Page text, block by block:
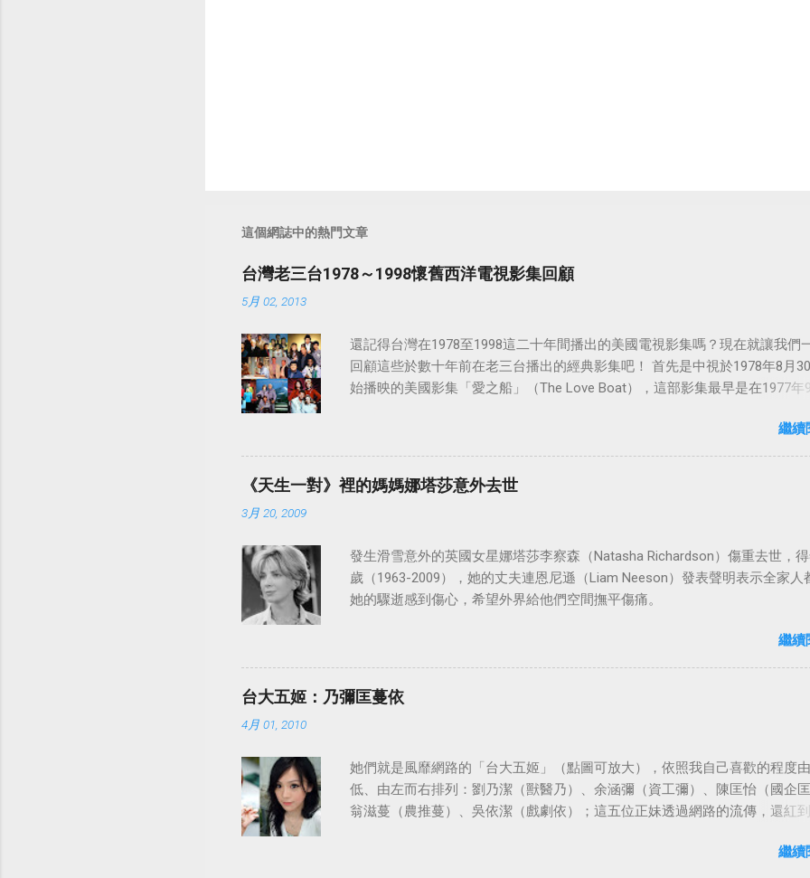
這個網誌中的熱門文章
台灣老三台1978～1998懷舊西洋電視影集回顧
5月 02, 2013
還記得台灣在1978至1998這二十年間播出的美國電視影集嗎？現在就讓我們
回顧這些於數十年前在老三台播出的經典影集吧！ 首先是中視於1978年8月
始播映的美國影集「愛之船」（The Love Boat），這部影集最早是在1977年
繼續
《天生一對》裡的媽媽娜塔莎意外去世
3月 20, 2009
發生滑雪意外的英國女星娜塔莎李察森（Natasha Richardson）傷重去世，
歲（1963-2009），她的丈夫連恩尼遜（Liam Neeson）發表聲明表示全家人
她的驟逝感到傷心，希望外界給他們空間撫平傷痛。
繼續
台大五姬：乃彌匡蔓依
4月 01, 2010
她們就是風靡網路的「台大五姬」（點圖可放大），依照我自己喜歡的程度
低、由左而右排列：劉乃潔（獸醫乃）、余涵彌（資工彌）、陳匡怡（國企
翁滋蔓（農推蔓）、吳依潔（戲劇依）；這五位正妹透過網路的流傳，還紅
繼續